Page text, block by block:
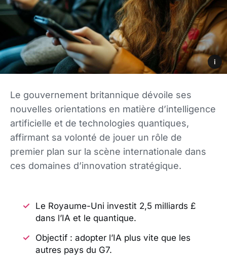
i
Le gouvernement britannique dévoile ses
nouvelles orientations en matière d’intelligence
artificielle et de technologies quantiques,
affirmant sa volonté de jouer un rôle de
premier plan sur la scène internationale dans
ces domaines d’innovation stratégique.
Le Royaume-Uni investit 2,5 milliards £
dans l’IA et le quantique.
Objectif : adopter l’IA plus vite que les
autres pays du G7.